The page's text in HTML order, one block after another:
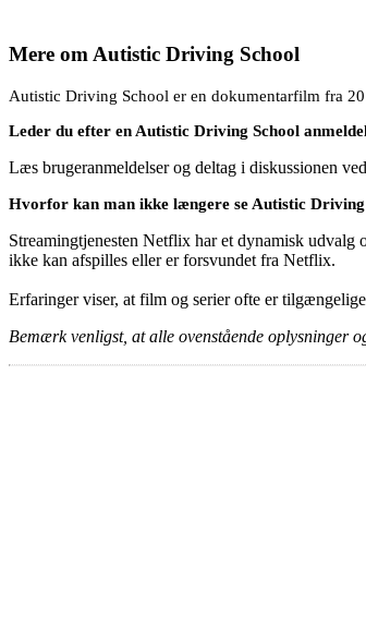
Mere omAutistic Driving School
Autistic Driving School er en dokumentarfilm fra
Leder du efter en Autistic Driving School
Læs brugeranmeldelser og deltag i diskussionen
Hvorfor kan man ikke længere se Autistic Driving
Streamingtjenesten Netflix har et dynamisk udvalg
ikke kan afspilles eller er forsvundet fra Netflix.
Erfaringer viser, at film og serier ofte er
Bemærk venligst, at alle ovenstående oplysninger